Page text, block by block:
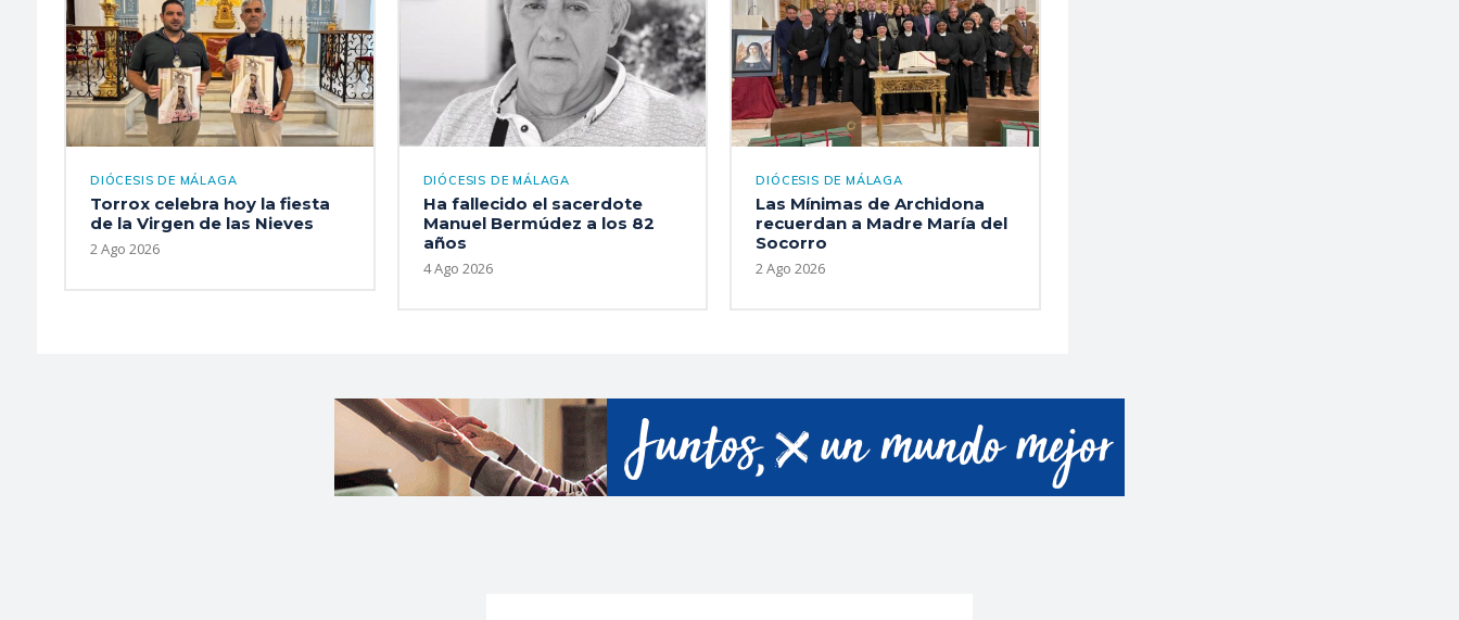
DIÓCESIS DE MÁLAGA
Torrox celebra hoy la fiesta
de la Virgen de las Nieves
2 Ago 2026
DIÓCESIS DE MÁLAGA
Ha fallecido el sacerdote
Manuel Bermúdez a los 82
años
4 Ago 2026
DIÓCESIS DE MÁLAGA
Las Mínimas de Archidona
recuerdan a Madre María del
Socorro
2 Ago 2026